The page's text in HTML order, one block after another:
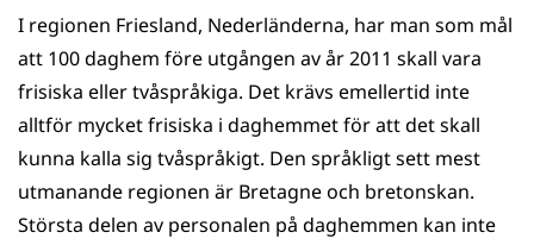
I regionen Friesland, Nederländerna, har man som mål
att 100 daghem före utgången av år 2011 skall vara
frisiska eller tvåspråkiga. Det krävs emellertid inte
alltför mycket frisiska i daghemmet för att det skall
kunna kalla sig tvåspråkigt. Den språkligt sett mest
utmanande regionen är Bretagne och bretonskan.
Största delen av personalen på daghemmen kan inte